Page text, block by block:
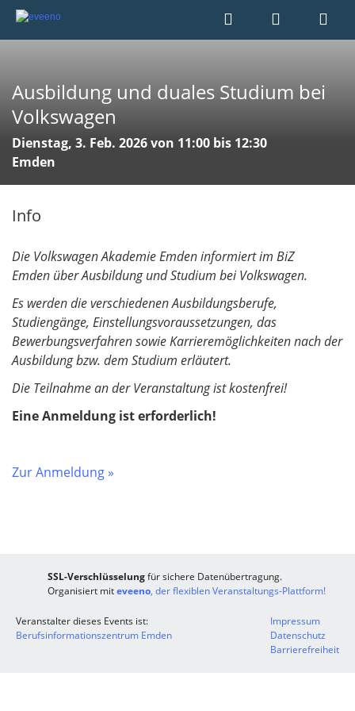
Ausbildung und duales Studium bei
Volkswagen
Dienstag, 3. Feb. 2026 von 11:00 bis 12:30
Emden
Info
Die Volkswagen Akademie Emden informiert im BiZ
Emden über Ausbildung und Studium bei Volkswagen.
Es werden die verschiedenen Ausbildungsberufe,
Studiengänge, Einstellungsvoraussetzungen, das
Bewerbungsverfahren sowie Karrieremöglichkeiten nach der
Ausbildung bzw. dem Studium erläutert.
​​​​​​​Die Teilnahme an der Veranstaltung ist kostenfrei!
Eine Anmeldung ist erforderlich!​​​​​​​
Zur Anmeldung »
SSL-Verschlüsselungfür sichere Datenübertragung.
Organisiert miteveeno, der flexiblen Veranstaltungs-Plattform!
Veranstalter dieses Events ist:
Berufsinformationszentrum Emden
Impressum
Datenschutz
Barrierefreiheit